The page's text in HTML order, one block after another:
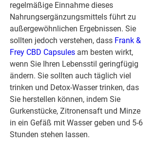
regelmäßige Einnahme dieses
Nahrungsergänzungsmittels führt zu
außergewöhnlichen Ergebnissen. Sie
sollten jedoch verstehen, dass Frank &
Frey CBD Capsules am besten wirkt,
wenn Sie Ihren Lebensstil geringfügig
ändern. Sie sollten auch täglich viel
trinken und Detox-Wasser trinken, das
Sie herstellen können, indem Sie
Gurkenstücke, Zitronensaft und Minze
in ein Gefäß mit Wasser geben und 5-6
Stunden stehen lassen.